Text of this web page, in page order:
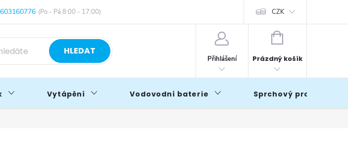
info@primakoupelny.cz
Blog CZK
HLEDAT
Přihlášení
NÁKUPNÍ
Prázdný košík
Vytápění Vodovodní baterie Sprchový program